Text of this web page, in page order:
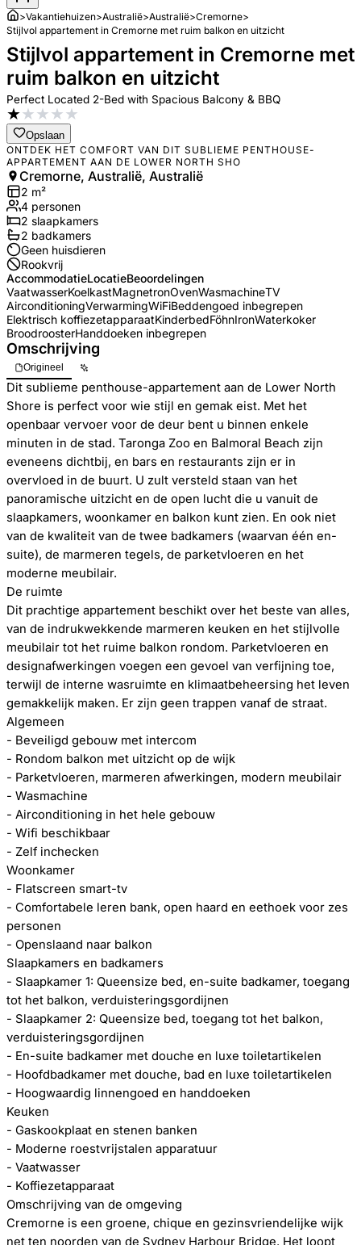
>Vakantiehuizen>Australië>Australië>Cremorne>
Stijlvol appartement in Cremorne met ruim balkon en uitzicht
Stijlvol appartement in Cremorne met
ruim balkon en uitzicht
Perfect Located 2-Bed with Spacious Balcony & BBQ
★★★★★
Opslaan
ONTDEK HET COMFORT VAN DIT SUBLIEME PENTHOUSE-
APPARTEMENT AAN DE LOWER NORTH SHO
Cremorne, Australië, Australië
2 m²
4 personen
2 slaapkamers
2 badkamers
Geen huisdieren
Rookvrij
AccommodatieLocatieBeoordelingen
VaatwasserKoelkastMagnetronOvenWasmachineTV
AirconditioningVerwarmingWiFiBeddengoed inbegrepen
Elektrisch koffiezetapparaatKinderbedFöhnIronWaterkoker
BroodroosterHanddoeken inbegrepen
Omschrijving
Origineel
Dit sublieme penthouse-appartement aan de Lower North
Shore is perfect voor wie stijl en gemak eist. Met het
openbaar vervoer voor de deur bent u binnen enkele
minuten in de stad. Taronga Zoo en Balmoral Beach zijn
eveneens dichtbij, en bars en restaurants zijn er in
overvloed in de buurt. U zult versteld staan van het
panoramische uitzicht en de open lucht die u vanuit de
slaapkamers, woonkamer en balkon kunt zien. En ook niet
van de kwaliteit van de twee badkamers (waarvan één en-
suite), de marmeren tegels, de parketvloeren en het
moderne meubilair.
De ruimte
Dit prachtige appartement beschikt over het beste van alles,
van de indrukwekkende marmeren keuken en het stijlvolle
meubilair tot het ruime balkon rondom. Parketvloeren en
designafwerkingen voegen een gevoel van verfijning toe,
terwijl de interne wasruimte en klimaatbeheersing het leven
gemakkelijk maken. Er zijn geen trappen vanaf de straat.
Algemeen
- Beveiligd gebouw met intercom
- Rondom balkon met uitzicht op de wijk
- Parketvloeren, marmeren afwerkingen, modern meubilair
- Wasmachine
- Airconditioning in het hele gebouw
- Wifi beschikbaar
- Zelf inchecken
Woonkamer
- Flatscreen smart-tv
- Comfortabele leren bank, open haard en eethoek voor zes
personen
- Openslaand naar balkon
Slaapkamers en badkamers
- Slaapkamer 1: Queensize bed, en-suite badkamer, toegang
tot het balkon, verduisteringsgordijnen
- Slaapkamer 2: Queensize bed, toegang tot het balkon,
verduisteringsgordijnen
- En-suite badkamer met douche en luxe toiletartikelen
- Hoofdbadkamer met douche, bad en luxe toiletartikelen
- Hoogwaardig linnengoed en handdoeken
Keuken
- Gaskookplaat en stenen banken
- Moderne roestvrijstalen apparatuur
- Vaatwasser
- Koffiezetapparaat
Omschrijving van de omgeving
Cremorne is een groene, chique en gezinsvriendelijke wijk
net ten noorden van de Sydney Harbour Bridge. Het loopt